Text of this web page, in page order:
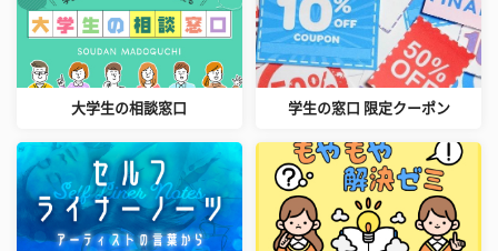
大学生の相談窓口 学生の窓口 限定クーポン